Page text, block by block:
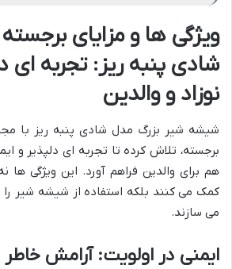
ویژگی ها و مزایای
شادی پنبه ریز: تجربه ای
نوزاد و والدین
شیشه شیر بزرگ مدل شادی پنبه ریز با
برجسته، تلاش کرده تا تجربه ای دلپذیر و
هم برای والدین فراهم آورد. این ویژگی ها
کمک می کنند بلکه استفاده از شیشه شیر را
می سازند.
ایمنی در اولویت: آرامش خاطر